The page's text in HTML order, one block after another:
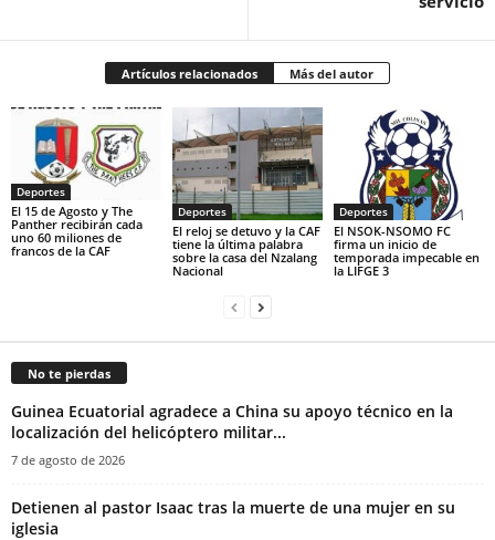
Artículos relacionados Más del autor
Deportes
El 15 de Agosto y The
Panther recibirán cada
uno 60 miliones de
francos de la CAF
Deportes
El reloj se detuvo y la CAF
tiene la última palabra
sobre la casa del Nzalang
Nacional
Deportes
El NSOK-NSOMO FC
firma un inicio de
temporada impecable en
la LIFGE 3
No te pierdas
Guinea Ecuatorial agradece a China su apoyo técnico en la
localización del helicóptero militar...
7 de agosto de 2026
‎Detienen al pastor Isaac tras la muerte de una mujer en su
iglesia‎